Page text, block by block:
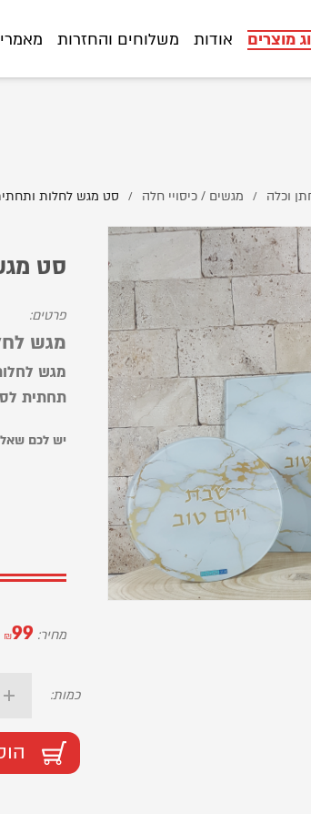
מוצרים אודות משלוחים והחזרות
וכלה / מגשים / כיסויי חלה / סט מגש לחלות
סט
פרטים:
מגש
מגש
תחתית
יש לכם
מחיר: 99
₪
כמות: